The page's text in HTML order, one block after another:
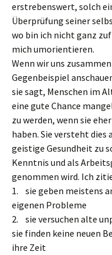
erstrebenswert, solch
Überprüfung seiner
wo bin ich nicht ganz
mich umorientieren.
Wenn wir uns
Gegenbeispiel
sie sagt, Menschen im
eine gute Chance
zu werden, wenn sie
haben. Sie versteht dies
geistige Gesundheit zu
Kenntnis und als
genommen wird. Ich
1. sie geben meistens
eigenen Probleme
2. sie versuchen alte
sie finden keine neuen
ihre Zeit